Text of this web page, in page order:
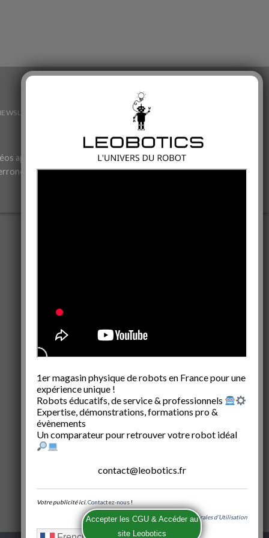
appartiennent aux fabricants.
1er magasin physique de robots en France pour une
expérience unique !
Robots éducatifs, de service & professionnels
Expertise, démonstrations, formations pro &
évènements
Un comparateur pour retrouver votre robot idéal
contact@leobotics.fr
Votre publicité ici.Contactez-nous!
Conditions Générales d’Utilisation